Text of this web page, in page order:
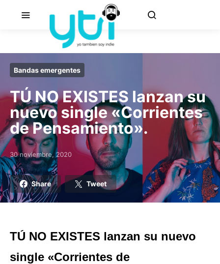
Bandas emergentes
TÚ NO EXISTES lanzan su
nuevo single «Corrientes
de Pensamiento».
Posted on
30 noviembre, 2020
Share Tweet
TÚ NO EXISTES lanzan su nuevo
single «Corrientes de